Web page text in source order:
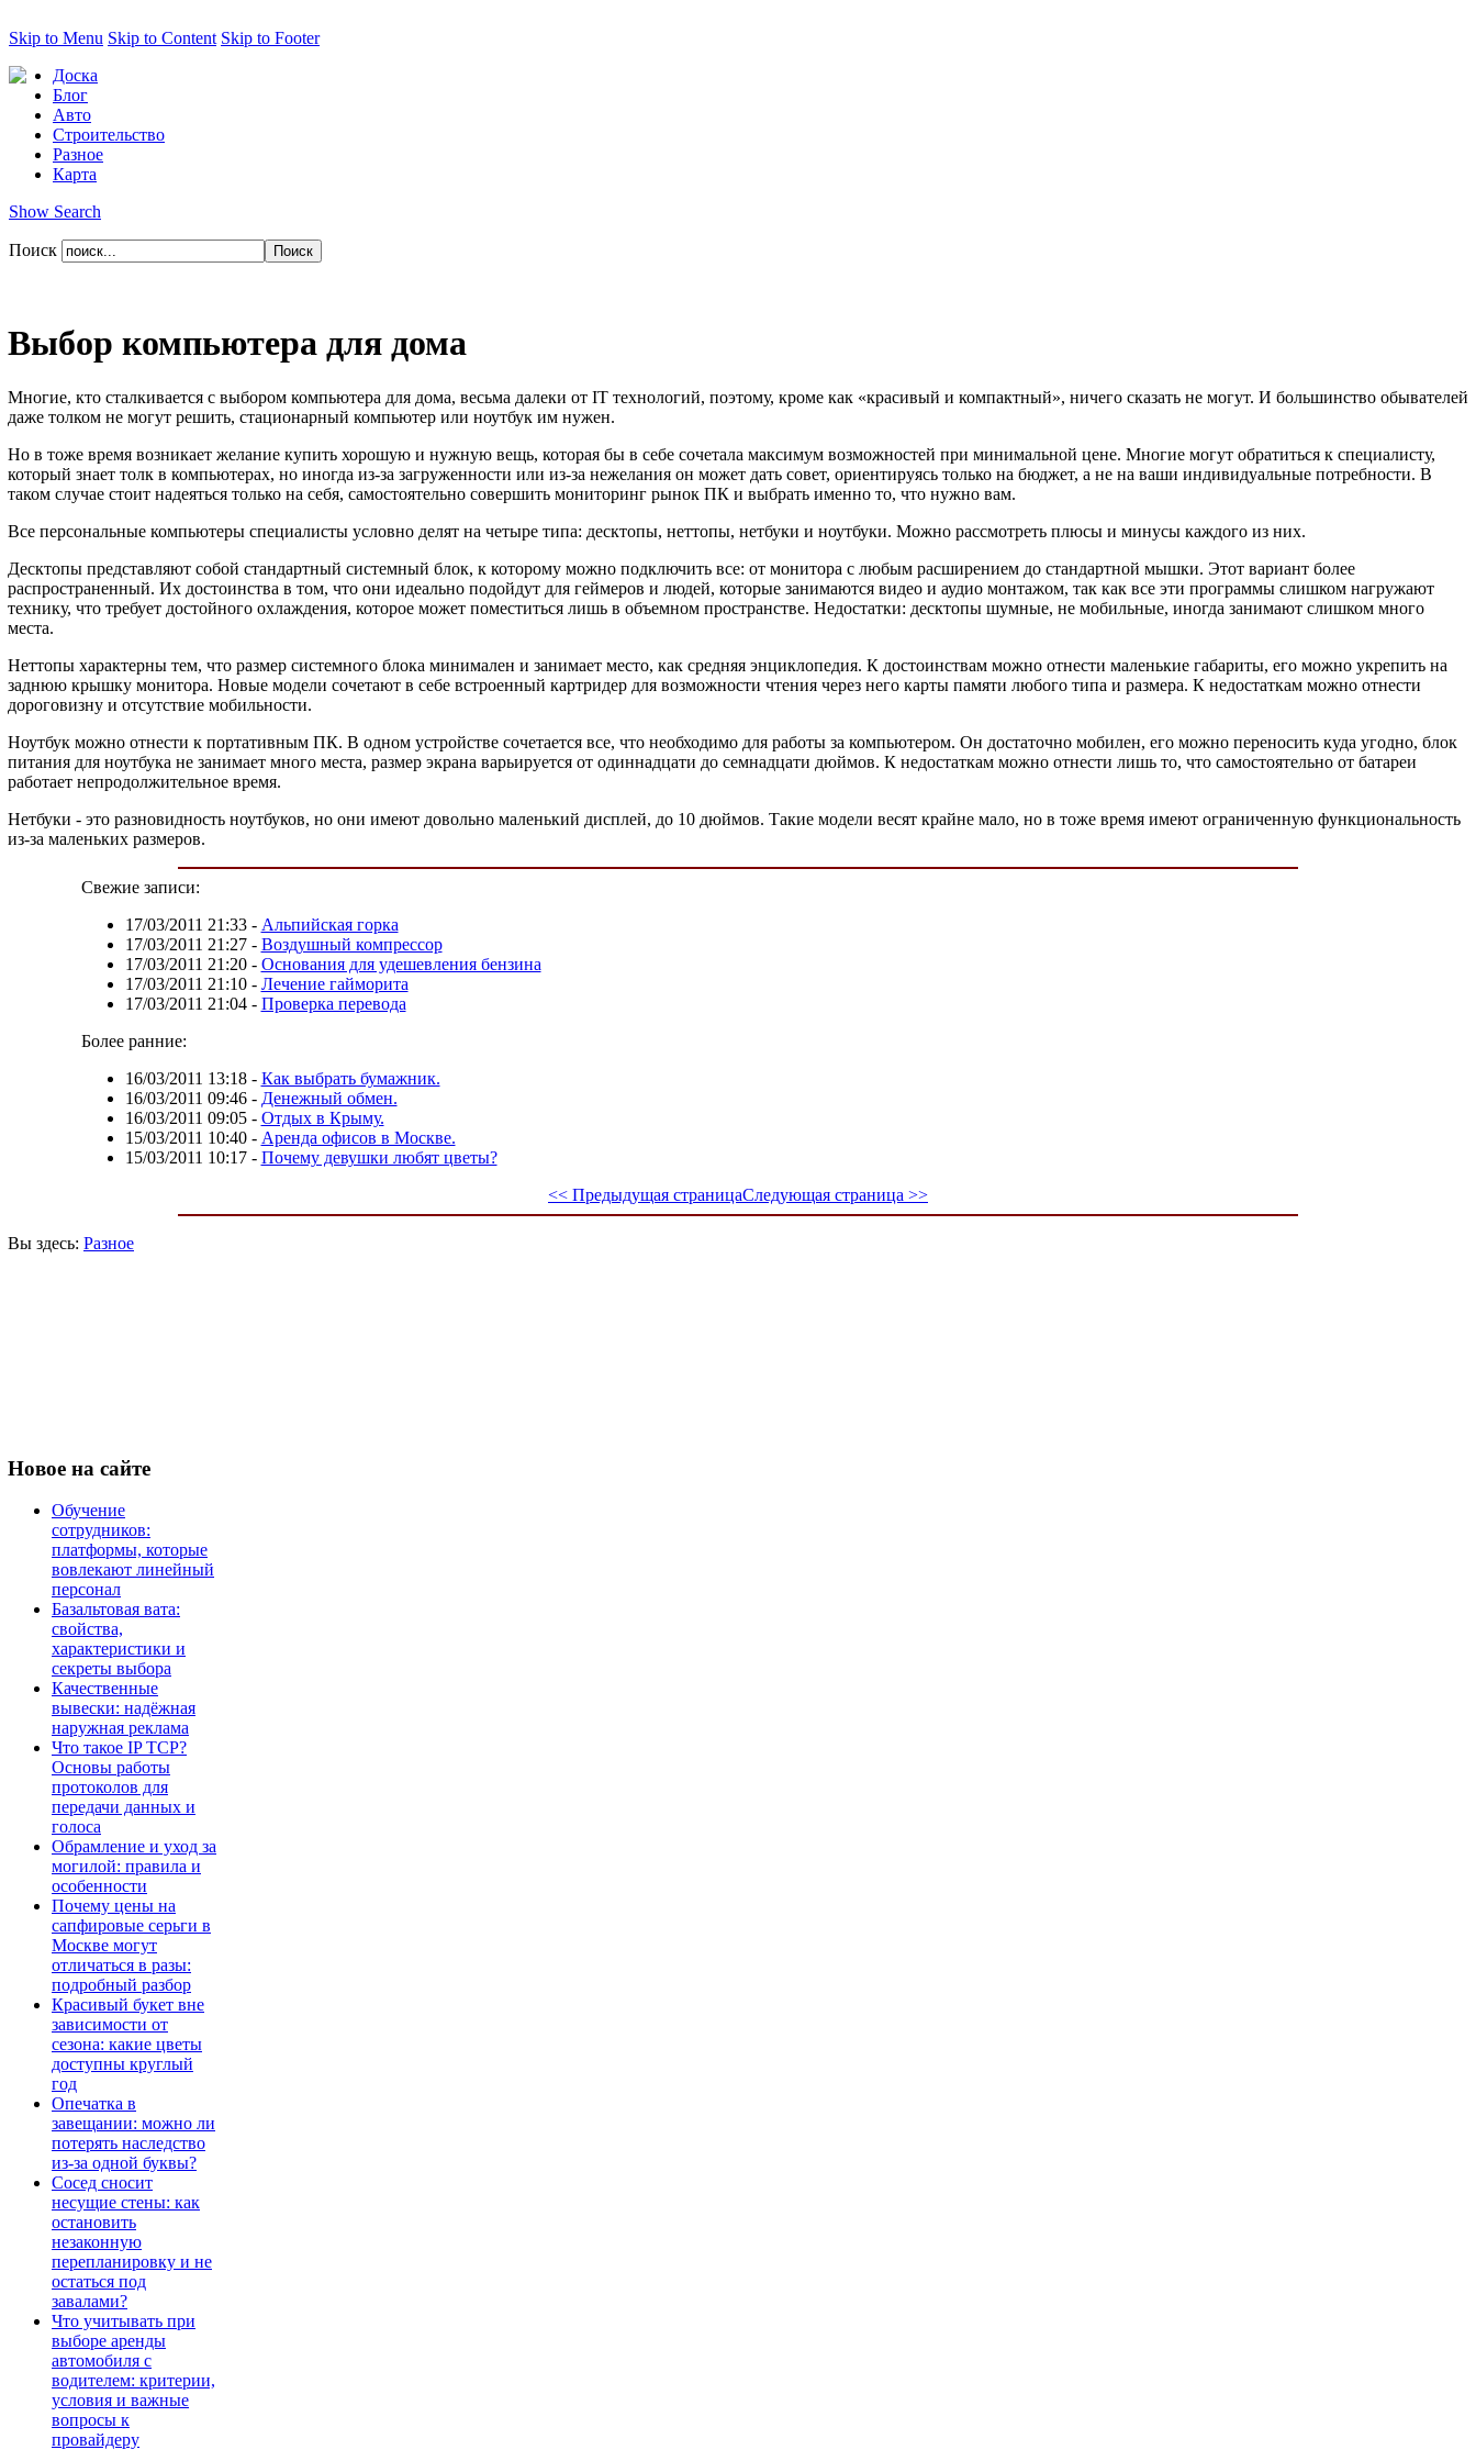
Skip to Menu Skip to Content Skip to Footer
Доска
Блог
Авто
Строительство
Разное
Карта
Show Search
Поиск
Выбор компьютера для дома
Многие, кто сталкивается с выбором компьютера для дома, весьма далеки от IT технологий, поэтому, кроме как «красивый и компактный», ничего сказать не могут. И большинство обывателей
даже толком не могут решить, стационарный компьютер или ноутбук им нужен.
Но в тоже время возникает желание купить хорошую и нужную вещь, которая бы в себе сочетала максимум возможностей при минимальной цене. Многие могут обратиться к специалисту,
который знает толк в компьютерах, но иногда из-за загруженности или из-за нежелания он может дать совет, ориентируясь только на бюджет, а не на ваши индивидуальные потребности. В
таком случае стоит надеяться только на себя, самостоятельно совершить мониторинг рынок ПК и выбрать именно то, что нужно вам.
Все персональные компьютеры специалисты условно делят на четыре типа: десктопы, неттопы, нетбуки и ноутбуки. Можно рассмотреть плюсы и минусы каждого из них.
Десктопы представляют собой стандартный системный блок, к которому можно подключить все: от монитора с любым расширением до стандартной мышки. Этот вариант более
распространенный. Их достоинства в том, что они идеально подойдут для геймеров и людей, которые занимаются видео и аудио монтажом, так как все эти программы слишком нагружают
технику, что требует достойного охлаждения, которое может поместиться лишь в объемном пространстве. Недостатки: десктопы шумные, не мобильные, иногда занимают слишком много
места.
Неттопы характерны тем, что размер системного блока минимален и занимает место, как средняя энциклопедия. К достоинствам можно отнести маленькие габариты, его можно укрепить на
заднюю крышку монитора. Новые модели сочетают в себе встроенный картридер для возможности чтения через него карты памяти любого типа и размера. К недостаткам можно отнести
дороговизну и отсутствие мобильности.
Ноутбук можно отнести к портативным ПК. В одном устройстве сочетается все, что необходимо для работы за компьютером. Он достаточно мобилен, его можно переносить куда угодно, блок
питания для ноутбука не занимает много места, размер экрана варьируется от одиннадцати до семнадцати дюймов. К недостаткам можно отнести лишь то, что самостоятельно от батареи
работает непродолжительное время.
Нетбуки - это разновидность ноутбуков, но они имеют довольно маленький дисплей, до 10 дюймов. Такие модели весят крайне мало, но в тоже время имеют ограниченную функциональность
из-за маленьких размеров.
Свежие записи:
17/03/2011 21:33- Альпийская горка
17/03/2011 21:27- Воздушный компрессор
17/03/2011 21:20- Основания для удешевления бензина
17/03/2011 21:10- Лечение гайморита
17/03/2011 21:04- Проверка перевода
Более ранние:
16/03/2011 13:18- Как выбрать бумажник.
16/03/2011 09:46- Денежный обмен.
16/03/2011 09:05- Отдых в Крыму.
15/03/2011 10:40- Аренда офисов в Москве.
15/03/2011 10:17- Почему девушки любят цветы?
<< Предыдущая страницаСледующая страница >>
Вы здесь: Разное
Новое на сайте
Обучение
сотрудников:
платформы, которые
вовлекают линейный
персонал
Базальтовая вата:
свойства,
характеристики и
секреты выбора
Качественные
вывески: надёжная
наружная реклама
Что такое IP TCP?
Основы работы
протоколов для
передачи данных и
голоса
Обрамление и уход за
могилой: правила и
особенности
Почему цены на
сапфировые серьги в
Москве могут
отличаться в разы:
подробный разбор
Красивый букет вне
зависимости от
сезона: какие цветы
доступны круглый
год
Опечатка в
завещании: можно ли
потерять наследство
из-за одной буквы?
Сосед сносит
несущие стены: как
остановить
незаконную
перепланировку и не
остаться под
завалами?
Что учитывать при
выборе аренды
автомобиля с
водителем: критерии,
условия и важные
вопросы к
провайдеру